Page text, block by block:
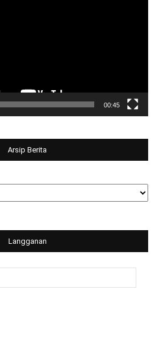
00:45
Arsip Berita
Langganan